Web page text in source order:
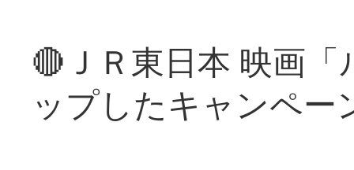
🔴ＪＲ東日本 映画
ップしたキャンペー